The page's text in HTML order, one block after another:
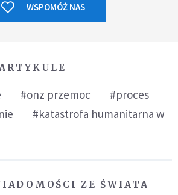
WSPOMÓŻ NAS
#onz przemoc
#proces
#katastrofa humanitarna w
ZE ŚWIATA